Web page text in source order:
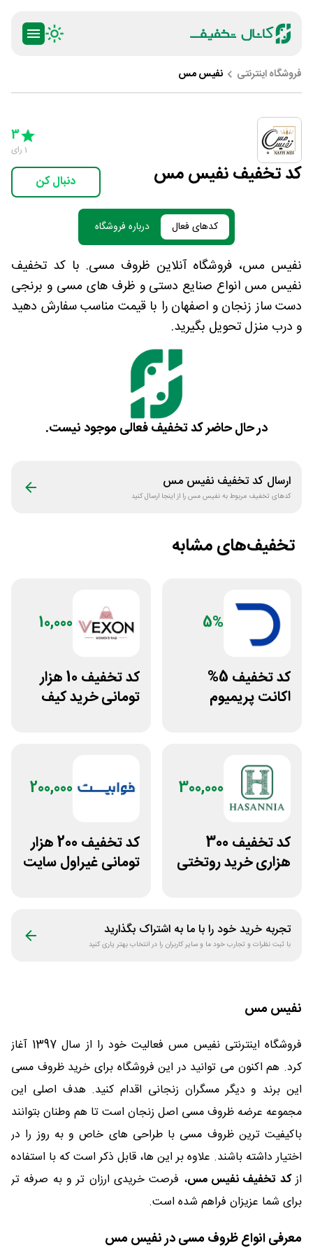
فروشگاه اینترنتی نفیس مس
کد تخفیف نفیس مس
5 Stars
3
1 رای
دنبال کن
کدهای فعال درباره فروشگاه
نفیس مس، فروشگاه آنلاین ظروف مسی. با کد تخفیف
نفیس مس انواع صنایع دستی و ظرف های مسی و برنجی
دست ساز زنجان و اصفهان را با قیمت مناسب سفارش دهید
و درب منزل تحویل بگیرید.
در حال حاضر کد تخفیف فعالی موجود نیست.
ارسال کد تخفیف نفیس مس
کدهای تخفیف مربوط بهنفیس مسرا از اینجا ارسال کنید
تخفیف‌های مشابه
5%
کد تخفیف 5%
اکانت پریمیوم
10,000
کد تخفیف 10 هزار
تومانی خرید کیف
300,000
کد تخفیف 300
هزاری خرید روتختی
200,000
کد تخفیف 200 هزار
تومانی غیراول سایت
تجربه خرید خود را با ما به اشتراک بگذارید
با ثبت نظرات و تجارب خود ما و سایر کاربران را در انتخاب بهتر یاری کنید
نفیس مس
فروشگاه اینترنتی نفیس مس فعالیت خود را از سال 1397 آغاز
کرد. هم اکنون می توانید در این فروشگاه برای خرید ظروف مسی
این برند و دیگر مسگران زنجانی اقدام کنید. هدف اصلی این
مجموعه عرضه ظروف مسی اصل زنجان است تا هم وطنان بتوانند
باکیفیت ترین ظروف مسی با طراحی های خاص و به روز را در
اختیار داشته باشند. علاوه بر این ها، قابل ذکر است که با استفاده
ازکد تخفیف نفیس مس، فرصت خریدی ارزان تر و به صرفه تر
برای شما عزیزان فراهم شده است.
معرفی انواع ظروف مسی در نفیس مس